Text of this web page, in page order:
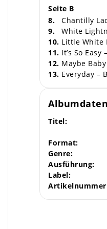
Seite B
8.
Chantilly
9.
White
10. Little White
11. It’s So
12. Maybe
13. Everyday –
Albumdaten
Titel:
Format:
Genre:
Ausführung:
Label: